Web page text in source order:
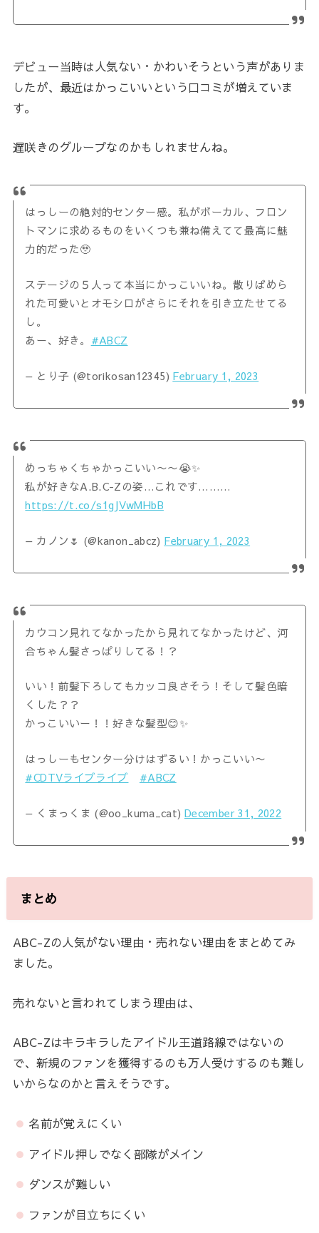
デビュー当時は人気ない・かわいそうという声がありま
したが、最近はかっこいいという口コミが増えていま
す。
遅咲きのグループなのかもしれませんね。
はっしーの絶対的センター感。私がボーカル、フロン
トマンに求めるものをいくつも兼ね備えてて最高に魅
力的だった🥹
ステージの５人って本当にかっこいいね。散りばめら
れた可愛いとオモシロがさらにそれを引き立たせてる
し。
あー、好き。 #ABCZ
— とり子 (@torikosan12345) February 1, 2023
めっちゃくちゃかっこいい〜〜😭✨
私が好きなA.B.C-Zの姿…これです………
https://t.co/s1gJVwMHbB
— カノン🌷 (@kanon_abcz) February 1, 2023
カウコン見れてなかったから見れてなかったけど、河
合ちゃん髪さっぱりしてる！？
いい！前髪下ろしてもカッコ良さそう！そして髪色暗
くした？？
かっこいいー！！好きな髪型😊✨
はっしーもセンター分けはずるい！かっこいい〜
#CDTVライブライブ
#ABCZ
— くまっくま (@oo_kuma_cat) December 31, 2022
まとめ
ABC-Zの人気がない理由・売れない理由をまとめてみ
ました。
売れないと言われてしまう理由は、
ABC-Zはキラキラしたアイドル王道路線ではないの
で、新規のファンを獲得するのも万人受けするのも難し
いからなのかと言えそうです。
名前が覚えにくい
アイドル押しでなく部隊がメイン
ダンスが難しい
ファンが目立ちにくい